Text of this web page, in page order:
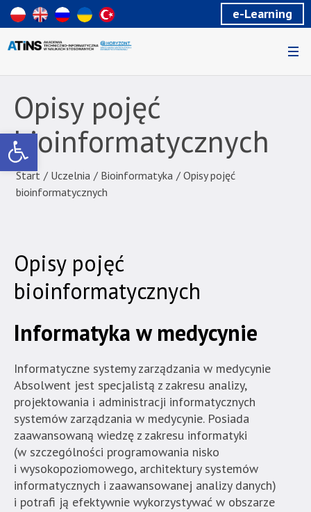
Wiadomość
dla
uzytkowników
ekranowychZnajdujesz
podstronie
"Opisy
pojęć
bioinformatycznych
Naukach
Stosowanych".
jest
wyposażona
menu
skiplinks
pozwalające
szybko
przechodzić
treści,
które
znajduje
Otwórz pasek narzędzi
e-Learning
Opisy pojęć
bioinformatycznych
Start / Uczelnia / Bioinformatyka / Opisy pojęć
bioinformatycznych
Opisy pojęć
bioinformatycznych
Informatyka w medycynie
Informatyczne systemy zarządzania w medycynie
Absolwent jest specjalistą z zakresu analizy,
projektowania i administracji informatycznych
systemów zarządzania w medycynie. Posiada
zaawansowaną wiedzę z zakresu informatyki
(w szczególności programowania nisko
i wysokopoziomowego, architektury systemów
informatycznych i zaawansowanej analizy danych)
i potrafi ją efektywnie wykorzystywać w obszarze